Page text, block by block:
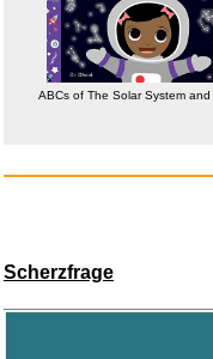
ABCs of The Solar System and
Scherzfrage